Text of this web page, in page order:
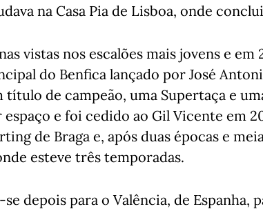
na Casa Pia de Lisboa, onde
vistas nos escalões mais jovens e
do Benfica lançado por José
título de campeão, uma Supertaça e
e foi cedido ao Gil Vicente em
de Braga e, após duas épocas e
esteve três temporadas.
depois para o Valência, de Espanha,